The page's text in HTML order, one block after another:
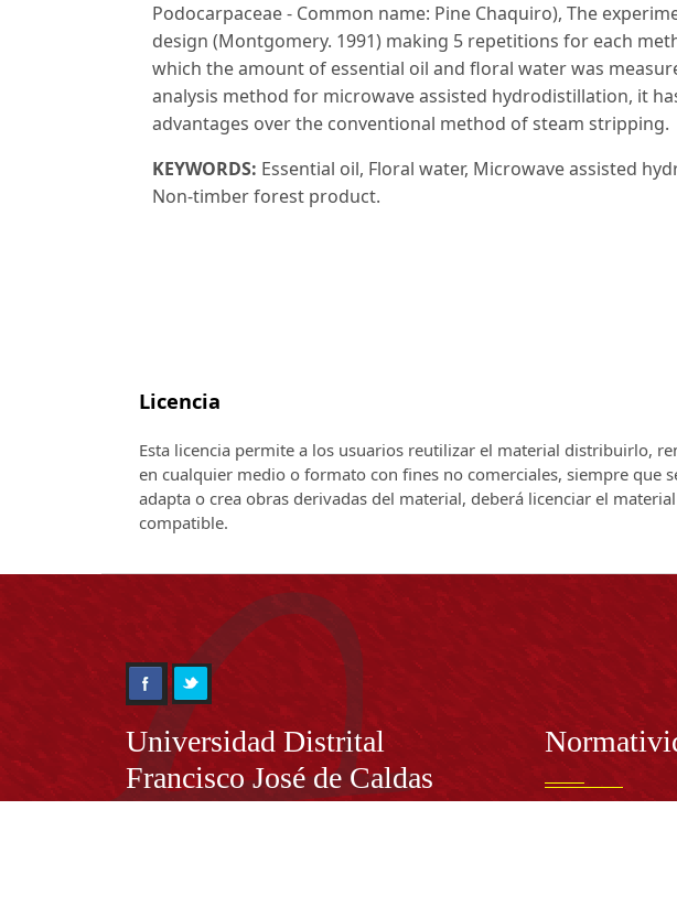
Podocarpaceae - Common name: Pine Chaquiro), The
design (Montgomery. 1991) making 5 repetitions for each
which the amount of essential oil and floral water was
analysis method for microwave assisted hydrodistillation, it
advantages over the conventional method of steam stripping.
KEYWORDS: Essential oil, Floral water, Microwave assisted
Non-timber forest product.
Licencia
Esta licencia permite a los usuarios reutilizar el material distribuirlo,
en cualquier medio o formato con fines no comerciales, siempre que
adapta o crea obras derivadas del material, deberá licenciar el
compatible.
Información
Universidad Distrital
Francisco José de Caldas